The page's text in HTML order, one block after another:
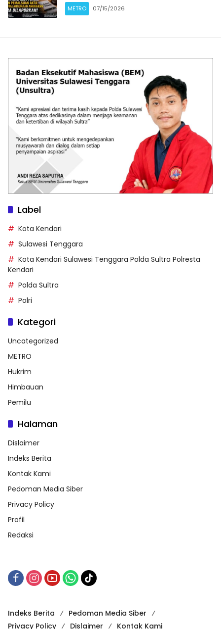
METRO 07/15/2026
Label
Kota Kendari
Sulawesi Tenggara
Kota Kendari Sulawesi Tenggara Polda Sultra Polresta
Kendari
Polda Sultra
Polri
Kategori
Uncategorized
METRO
Hukrim
Himbauan
Pemilu
Halaman
Dislaimer
Indeks Berita
Kontak Kami
Pedoman Media Siber
Privacy Policy
Profil
Redaksi
Indeks Berita
Pedoman Media Siber
Privacy Policy
Dislaimer Kontak Kami